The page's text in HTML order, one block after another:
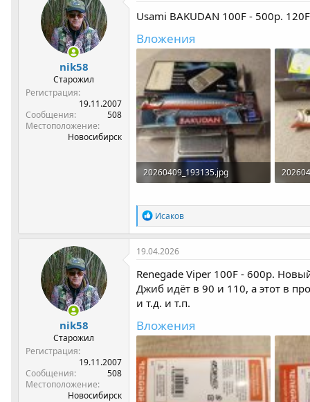
nik58
Старожил
Регистрация
19.11.2007
Сообщения
508
Местоположение
Новосибирск
Usami BAKUDAN 100F - 500р.
Вложения
20260409_193135.jpg
Р
е
а
к
и
и
:
Исаков
nik58
Старожил
Регистрация
19.11.2007
Сообщения
508
Местоположение
Новосибирск
19.04.2026
Renegade Viper 100F - 600р.
Джиб идёт в 90 и 110, а этот в
и т.д. и т.п.
Вложения